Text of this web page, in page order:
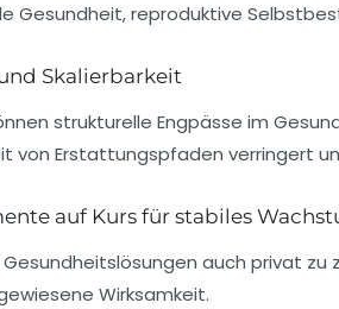
Gesundheit,reproduktive
Skalierbarkeit
strukturelle Engpässe im
von Erstattungspfaden verringert
auf Kurs für stabiles
auch privat
Wirksamkeit.